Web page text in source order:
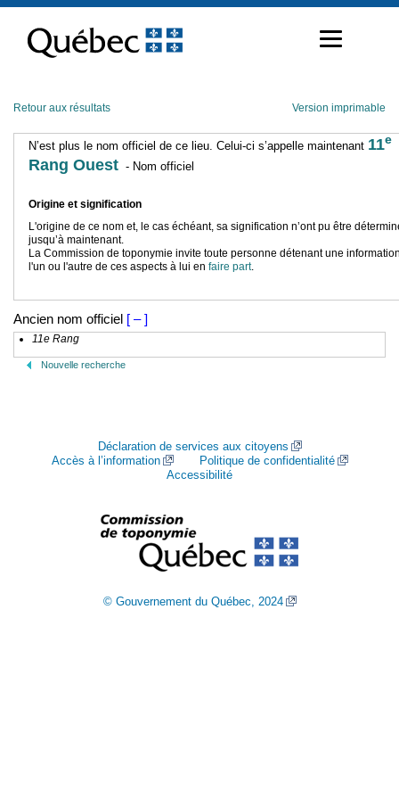
contenu
Retour aux résultats Version imprimable
N’est plus le nom officiel de ce lieu. Celui-ci s’appelle maintenant 11e
Rang Ouest - Nom officiel
Origine et signification
L'origine de ce nom et, le cas échéant, sa signification n’ont pu être
jusqu’à maintenant.
La Commission de toponymie invite toute personne détenant une
l'un ou l'autre de ces aspects à lui en faire part.
Ancien nom officiel [ – ]
11e Rang
Nouvelle recherche
Déclaration de services aux citoyens
Accès à l’information
Politique de confidentialité
Accessibilité
© Gouvernement du Québec, 2024